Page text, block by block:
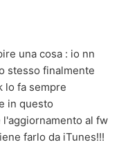
una cosa : io nn
stesso finalmente
lo fa sempre
in questo
al fw
farlo da iTunes!!!